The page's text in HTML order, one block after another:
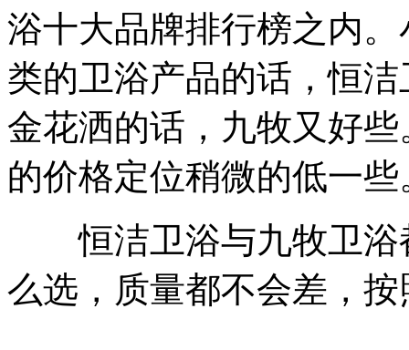
浴十大品牌排行榜之内
类的卫浴产品的话，恒
金花洒的话，九牧又好
的价格定位稍微的低一些
恒洁卫浴与九牧卫浴
么选，质量都不会差，